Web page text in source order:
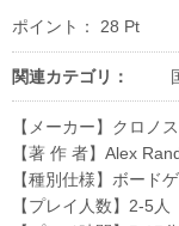
ポイント： 28 Pt
関連カテゴリ：
【メーカー】クロノス
【著 作 者】Alex
【種別仕様】ボード
【プレイ人数】2-5人